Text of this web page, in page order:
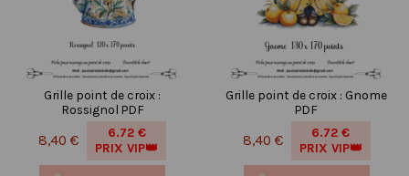
Grille point de croix :
Rossignol PDF
8,40 €
6.72 €
PRIX VIP👑
Grille point de croix : Gnome
PDF
8,40 €
6.72 €
PRIX VIP👑